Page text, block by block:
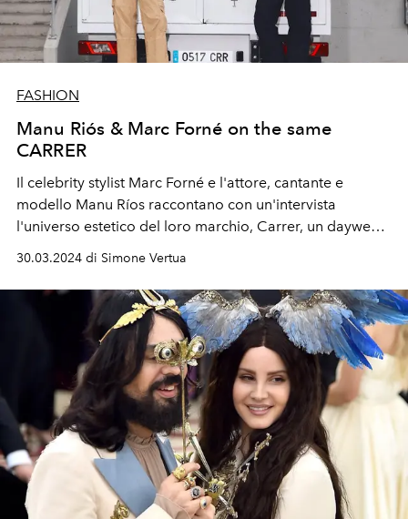
FASHION
Manu Riós & Marc Forné on the same
CARRER
Il celebrity stylist Marc Forné e l'attore, cantante e
modello Manu Ríos raccontano con un'intervista
l'universo estetico del loro marchio, Carrer, un daywear
facile da indossare.
30.03.2024 di Simone Vertua